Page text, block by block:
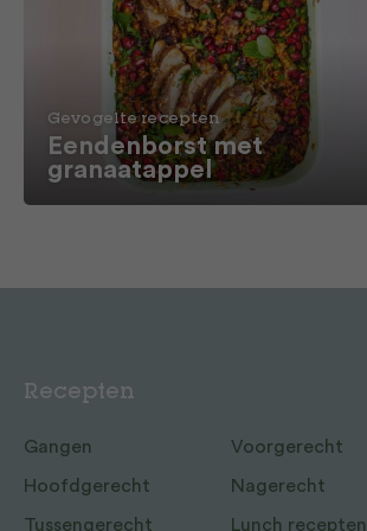
Gevogelte recepten
Eendenborst met
granaatappel
Recepten
Gangen Voorgerecht
Hoofdgerecht Nagerecht
Tussengerecht Lunch recepten